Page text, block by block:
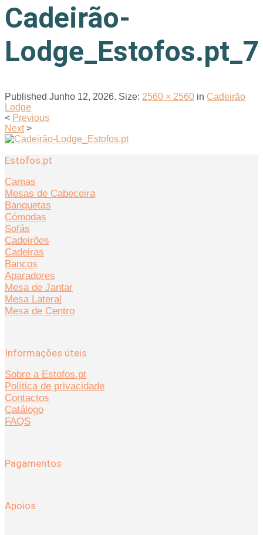
Cadeirão-
Lodge_Estofos.pt_7
Published Junho 12, 2026. Size: 2560 × 2560 in Cadeirão
Lodge
< Previous
Next >
Estofos.pt
Camas
Mesas de Cabeceira
Banquetas
Cómodas
Sofás
Cadeirões
Cadeiras
Bancos
Aparadores
Mesa de Jantar
Mesa Lateral
Mesa de Centro
Informações úteis
Sobre a Estofos.pt
Política de privacidade
Contactos
Catálogo
FAQS
Pagamentos
Apoios